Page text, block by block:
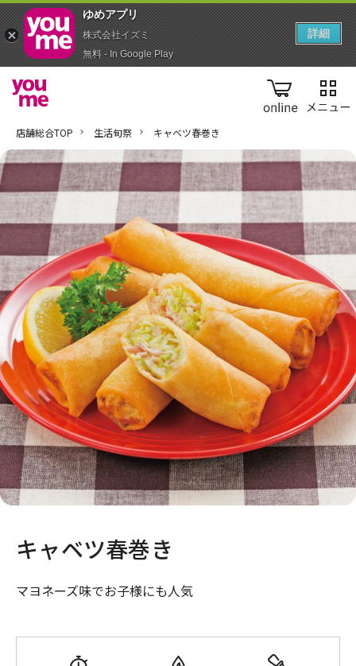
online
店舗総合TOP 生活旬祭 キャベツ春巻き
キャベツ春巻き
マヨネーズ味でお子様にも人気
ゆめアプ‪リ‬
株式会社イズミ
無料 - In Google Play
詳細